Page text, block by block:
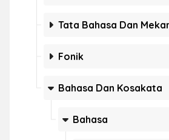
Tata Bahasa Dan
Fonik
Bahasa Dan Kosakata
Bahasa